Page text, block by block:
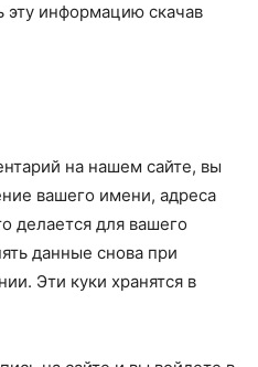
эту информацию скачав
на нашем сайте, вы
вашего имени, адреса
делается для вашего
данные снова при
Эти куки хранятся в